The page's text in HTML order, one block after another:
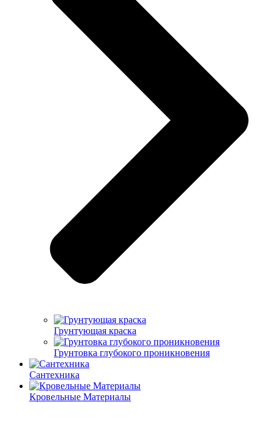
Грунтующая краска
Грунтовка глубокого проникновения
Сантехника
Кровельные Материалы